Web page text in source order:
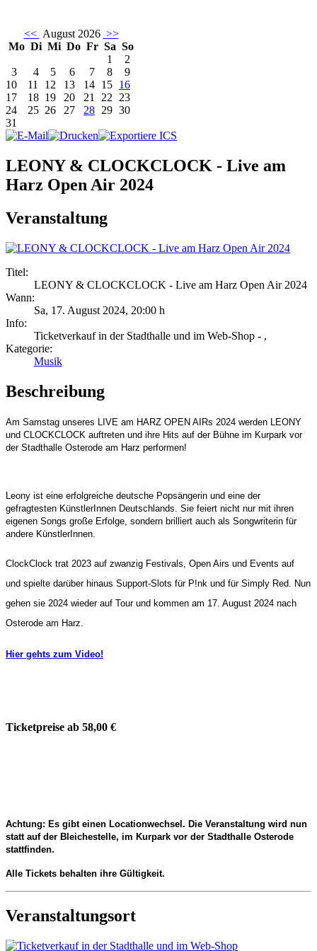
<< August 2026 >>
Mo Di Mi Do Fr Sa So
1
2
3
4 5 6 7 8
9
10
11 12 13 14 15 16
17
18 19 20 21 22 23
24
25 26 27 28 29 30
31
LEONY & CLOCKCLOCK - Live am
Harz Open Air 2024
Veranstaltung
Titel:
LEONY & CLOCKCLOCK - Live am Harz Open Air 2024
Wann:
Sa, 17. August 2024, 20:00 h
Info:
Ticketverkauf in der Stadthalle und im Web-Shop - ,
Kategorie:
Musik
Beschreibung
Am Samstag unseres LIVE am HARZ OPEN AIRs 2024 werden LEONY
und CLOCKCLOCK auftreten und ihre Hits auf der Bühne im Kurpark vor
der Stadthalle Osterode am Harz performen!
Leony ist eine erfolgreiche deutsche Popsängerin und eine der
gefragtesten KünstlerInnen Deutschlands. Sie feiert nicht nur mit ihren
eigenen Songs große Erfolge, sondern brilliert auch als Songwriterin für
andere KünstlerInnen.
ClockClock trat 2023 auf zwanzig Festivals, Open Airs und Events auf
und spielte darüber hinaus Support-Slots für P!nk und für Simply Red. Nun
gehen sie 2024 wieder auf Tour und kommen am 17. August 2024 nach
Osterode am Harz.
Hier gehts zum Video!
Ticketpreise ab 58,00 €
Achtung: Es gibt einen Locationwechsel. Die Veranstaltung wird nun
statt auf der Bleichestelle, im Kurpark vor der Stadthalle Osterode
stattfinden.
Alle Tickets behalten ihre Gültigkeit.
Veranstaltungsort